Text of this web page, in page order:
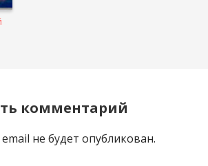
комментарий
не будет опубликован.